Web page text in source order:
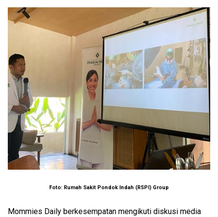
Foto: Rumah Sakit Pondok Indah (RSPI) Group
Mommies Daily berkesempatan mengikuti diskusi media